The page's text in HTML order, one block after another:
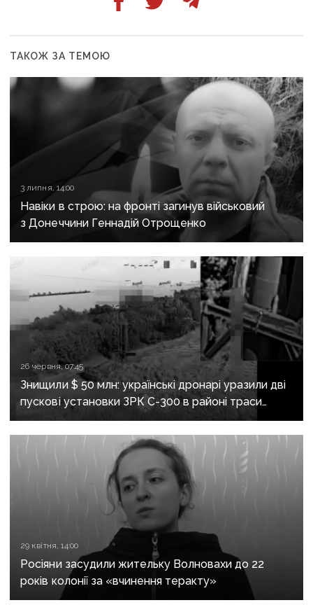
ТАКОЖ ЗА ТЕМОЮ
3 липня, 14:00
Навіки в строю: на фронті загинув військовий
з Донеччини Геннадій Отрощенко
26 червня, 07:45
Знищили $ 50 млн: українські дронарі уразили дві
пускові установки ЗРК С-300 в районі траси
Донецьк-Маріуполь
29 квітня, 14:00
Росіяни засудили жительку Волновахи до 22
років колонії за «вчинення теракту»